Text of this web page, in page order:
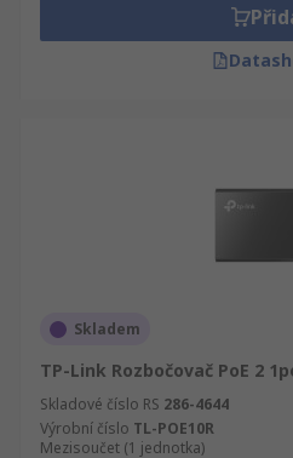
Skladem
TP-Link Rozbočovač PoE 2
Skladové číslo RS 286-4644
Výrobní číslo TL-POE10R
Mezisoučet (1 jednotka)